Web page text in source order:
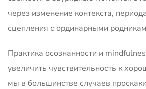
через изменение контекста,
сцепления с ординарными
Практика осознанности и
увеличить чувствительность к
мы в большинстве случаев